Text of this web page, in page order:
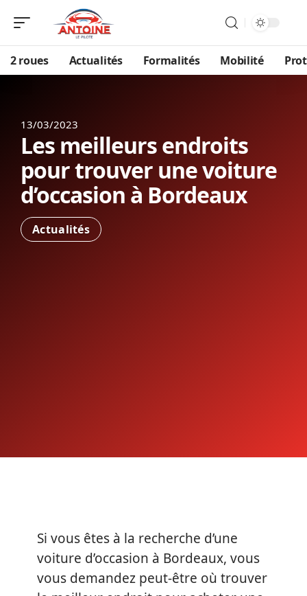
2 roues Actualités Formalités Mobilité
13/03/2023
Les meilleurs endroits
pour trouver une voiture
d’occasion à Bordeaux
Actualités
Si vous êtes à la recherche d’une
voiture d’occasion à Bordeaux, vous
vous demandez peut-être où trouver